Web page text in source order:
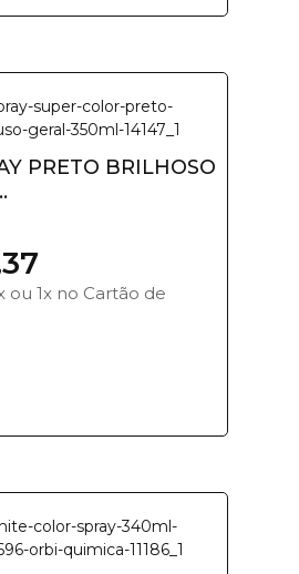
PRETO BRILHOSO
ou 1x no Cartão de